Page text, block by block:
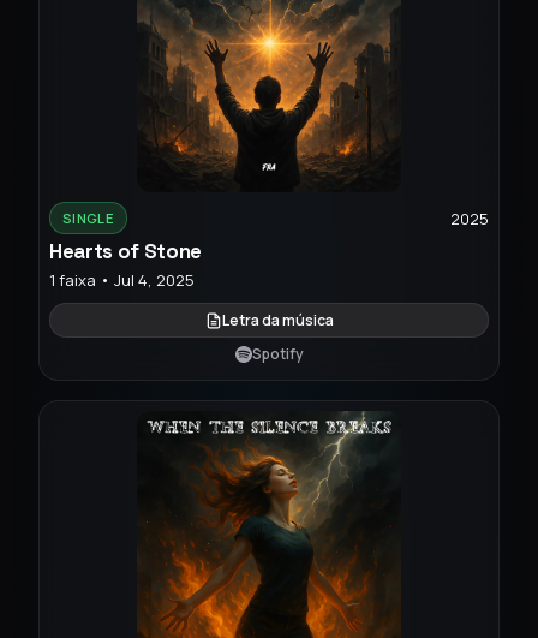
SINGLE 2025
Hearts of Stone
1 faixa • Jul 4, 2025
Letra da música
Spotify